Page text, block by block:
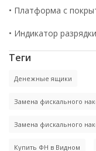
• Платформа с
• Индикатор
Теги
Денежные ящики
Замена фискального
Замена фискального
Купить ФН в Видном